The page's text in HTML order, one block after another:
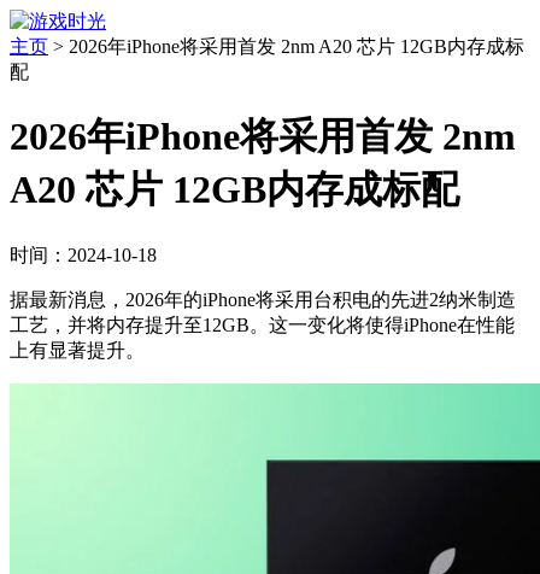
主页 > 2026年iPhone将采用首发 2nm A20 芯片 12GB内存成标
配
2026年iPhone将采用首发 2nm
A20 芯片 12GB内存成标配
时间：2024-10-18
据最新消息，2026年的iPhone将采用台积电的先进2纳米制造
工艺，并将内存提升至12GB。这一变化将使得iPhone在性能
上有显著提升。